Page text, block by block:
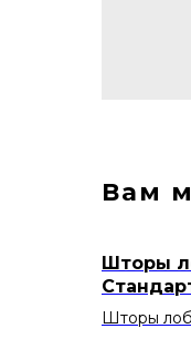
Вам
Шторы
Шторы